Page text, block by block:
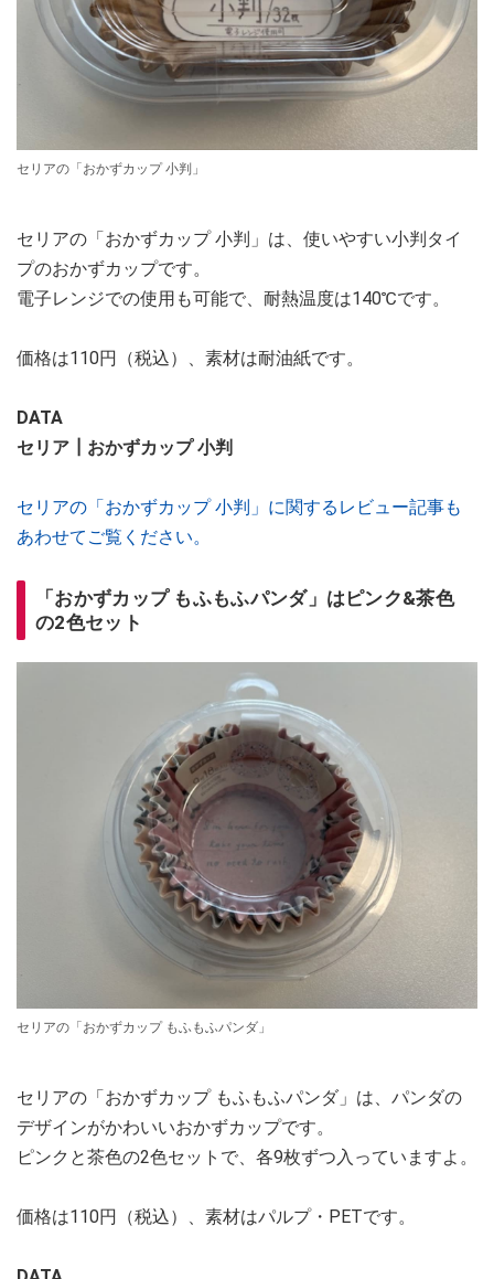
セリアの「おかずカップ 小判」
セリアの「おかずカップ 小判」は、使いやすい小判タイ
プのおかずカップです。
電子レンジでの使用も可能で、耐熱温度は140℃です。
価格は110円（税込）、素材は耐油紙です。
DATA
セリア┃おかずカップ 小判
セリアの「おかずカップ 小判」に関するレビュー記事も
あわせてご覧ください。
「おかずカップ もふもふパンダ」はピンク&茶色
の2色セット
セリアの「おかずカップ もふもふパンダ」
セリアの「おかずカップ もふもふパンダ」は、パンダの
デザインがかわいいおかずカップです。
ピンクと茶色の2色セットで、各9枚ずつ入っていますよ。
価格は110円（税込）、素材はパルプ・PETです。